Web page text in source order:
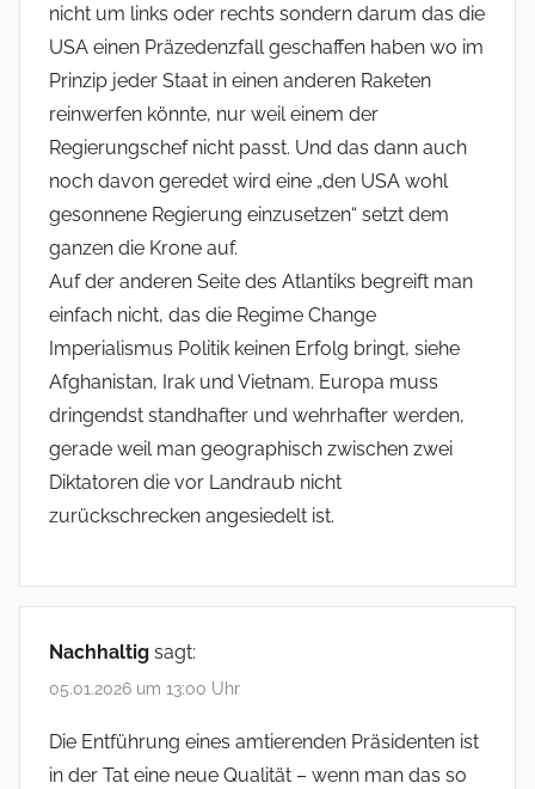
nicht um links oder rechts sondern darum das die
USA einen Präzedenzfall geschaffen haben wo im
Prinzip jeder Staat in einen anderen Raketen
reinwerfen könnte, nur weil einem der
Regierungschef nicht passt. Und das dann auch
noch davon geredet wird eine „den USA wohl
gesonnene Regierung einzusetzen“ setzt dem
ganzen die Krone auf.
Auf der anderen Seite des Atlantiks begreift man
einfach nicht, das die Regime Change
Imperialismus Politik keinen Erfolg bringt, siehe
Afghanistan, Irak und Vietnam. Europa muss
dringendst standhafter und wehrhafter werden,
gerade weil man geographisch zwischen zwei
Diktatoren die vor Landraub nicht
zurückschrecken angesiedelt ist.
Nachhaltig sagt:
05.01.2026 um 13:00 Uhr
Die Entführung eines amtierenden Präsidenten ist
in der Tat eine neue Qualität – wenn man das so